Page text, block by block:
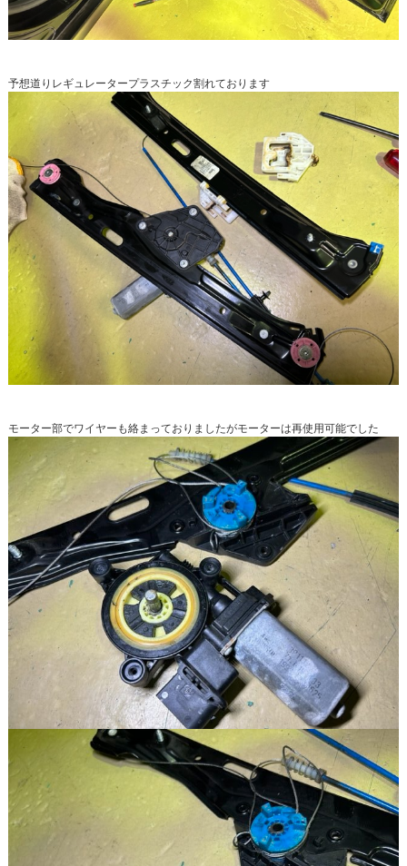
予想道りレギュレータープラスチック割れております
モーター部でワイヤーも絡まっておりましたがモーターは再使用可能でした